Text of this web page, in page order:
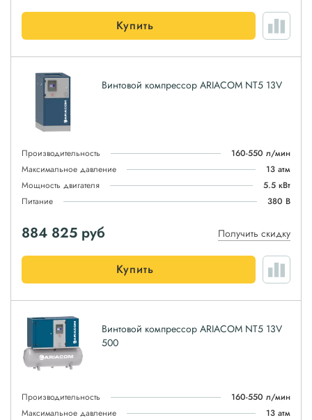
Купить
Винтовой компрессор ARIACOM NT5 13V
Производительность
160-550 л/мин
Максимальное давление
13 атм
Мощность двигателя
5.5 кВт
Питание
380 В
884 825 руб Получить скидку
Купить
Винтовой компрессор ARIACOM NT5 13V
500
Производительность
160-550 л/мин
Максимальное давление
13 атм